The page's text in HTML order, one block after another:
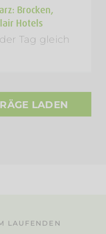
Brocken,
Hotels
Tag gleich
LADEN
LAUFENDEN